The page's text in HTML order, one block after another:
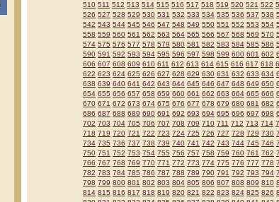
510 511 512 513 514 515 516 517 518 519 520 521 522
526 527 528 529 530 531 532 533 534 535 536 537 538
542 543 544 545 546 547 548 549 550 551 552 553 554
558 559 560 561 562 563 564 565 566 567 568 569 570
574 575 576 577 578 579 580 581 582 583 584 585 586
590 591 592 593 594 595 596 597 598 599 600 601 602
606 607 608 609 610 611 612 613 614 615 616 617 618
622 623 624 625 626 627 628 629 630 631 632 633 634
638 639 640 641 642 643 644 645 646 647 648 649 650
654 655 656 657 658 659 660 661 662 663 664 665 666
670 671 672 673 674 675 676 677 678 679 680 681 682
686 687 688 689 690 691 692 693 694 695 696 697 698
702 703 704 705 706 707 708 709 710 711 712 713 714
718 719 720 721 722 723 724 725 726 727 728 729 730
734 735 736 737 738 739 740 741 742 743 744 745 746
750 751 752 753 754 755 756 757 758 759 760 761 762
766 767 768 769 770 771 772 773 774 775 776 777 778
782 783 784 785 786 787 788 789 790 791 792 793 794
798 799 800 801 802 803 804 805 806 807 808 809 810
814 815 816 817 818 819 820 821 822 823 824 825 826